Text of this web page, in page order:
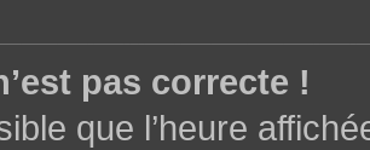
pas correcte !
que l’heure